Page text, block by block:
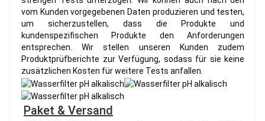
vom Kunden vorgegebenen Daten produzieren und testen,
um sicherzustellen, dass die Produkte und
kundenspezifischen Produkte den Anforderungen
entsprechen. Wir stellen unseren Kunden zudem
Produktprüfberichte zur Verfügung, sodass für sie keine
zusätzlichen Kosten für weitere Tests anfallen.
Paket & Versand